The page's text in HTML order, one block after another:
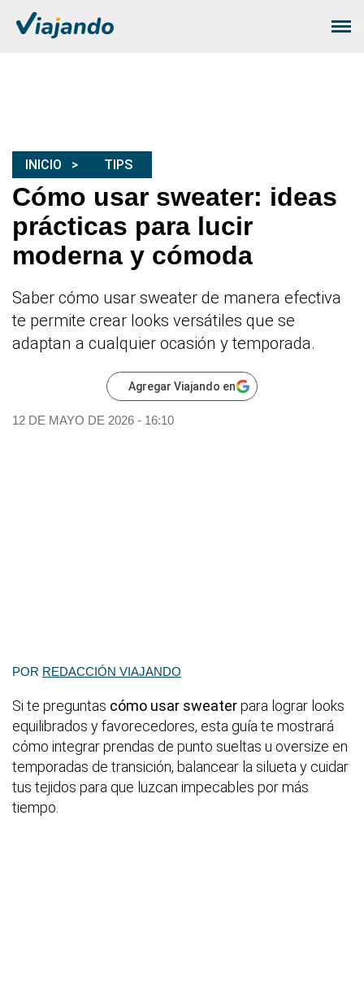
INICIO TIPS
Cómo usar sweater: ideas
prácticas para lucir
moderna y cómoda
Saber cómo usar sweater de manera efectiva
te permite crear looks versátiles que se
adaptan a cualquier ocasión y temporada.
Agregar Viajando en
12 DE MAYO DE 2026 - 16:10
POR REDACCIÓN VIAJANDO
Si te preguntas cómo usar sweaterpara lograr looks
equilibrados y favorecedores, esta guía te mostrará
cómo integrar prendas de punto sueltas u oversize en
temporadas de transición, balancear la silueta y cuidar
tus tejidos para que luzcan impecables por más
tiempo.